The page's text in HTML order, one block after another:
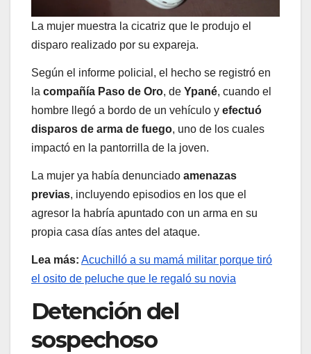
La mujer muestra la cicatriz que le produjo el
disparo realizado por su expareja.
Según el informe policial, el hecho se registró en
la compañía Paso de Oro, de Ypané, cuando el
hombre llegó a bordo de un vehículo y efectuó
disparos de arma de fuego, uno de los cuales
impactó en la pantorrilla de la joven.
La mujer ya había denunciado amenazas
previas, incluyendo episodios en los que el
agresor la habría apuntado con un arma en su
propia casa días antes del ataque.
Lea más: Acuchilló a su mamá militar porque tiró
el osito de peluche que le regaló su novia
Detención del
sospechoso